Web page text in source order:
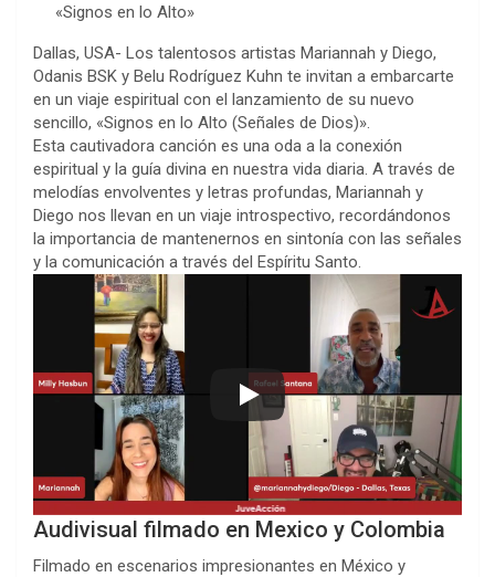
«Signos en lo Alto»
Dallas, USA- Los talentosos artistas Mariannah y Diego,
Odanis BSK y Belu Rodríguez Kuhn te invitan a embarcarte
en un viaje espiritual con el lanzamiento de su nuevo
sencillo, «Signos en lo Alto (Señales de Dios)».
Esta cautivadora canción es una oda a la conexión
espiritual y la guía divina en nuestra vida diaria. A través de
melodías envolventes y letras profundas, Mariannah y
Diego nos llevan en un viaje introspectivo, recordándonos
la importancia de mantenernos en sintonía con las señales
y la comunicación a través del Espíritu Santo.
Audivisual filmado en Mexico y Colombia
Filmado en escenarios impresionantes en México y